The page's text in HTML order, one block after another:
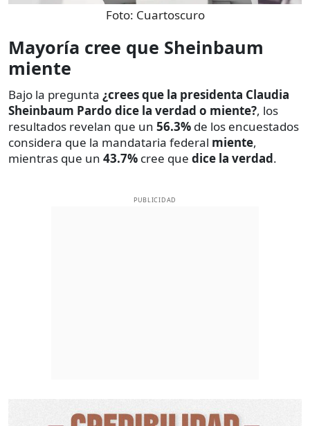
Foto: Cuartoscuro
Mayoría cree que Sheinbaum
miente
Bajo la pregunta ¿crees que la presidenta Claudia
Sheinbaum Pardo dice la verdad o miente?, los
resultados revelan que un 56.3% de los encuestados
considera que la mandataria federal miente,
mientras que un 43.7% cree que dice la verdad.
PUBLICIDAD